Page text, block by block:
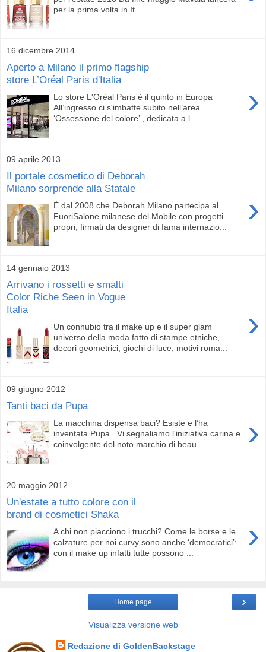
per la prima volta in It...
16 dicembre 2014
Aperto a Milano il primo flagship
store L’Oréal Paris d'Italia
›
Lo store L'Oréal Paris è il quinto in Europa
All’ingresso ci s'imbatte subito nell’area
‘Ossessione del colore’ , dedicata a l...
09 aprile 2013
Il portale cosmetico di Deborah
Milano sorprende alla Statale
›
È dal 2008 che Deborah Milano partecipa al
FuoriSalone milanese del Mobile con progetti
propri, firmati da designer di fama internazio...
14 gennaio 2013
Arrivano i rossetti e smalti
Color Riche Seen in Vogue
Italia
›
Un connubio tra il make up e il super glam
universo della moda fatto di stampe etniche,
decori geometrici, giochi di luce, motivi roma...
09 giugno 2012
Tanti baci da Pupa
›
La macchina dispensa baci? Esiste e l’ha
inventata Pupa . Vi segnaliamo l'iniziativa carina e
coinvolgente del noto marchio di beau...
20 maggio 2012
Un'estate a tutto colore con il
brand di cosmetici Shaka
›
A chi non piacciono i trucchi? Come le borse e le
calzature per noi curvy sono anche ‘democratici’:
con il make up infatti tutte possono ...
›
Home page
Visualizza versione web
Redazione di GoldenBackstage